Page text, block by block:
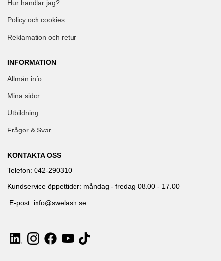
Hur handlar jag?
Policy och cookies
Reklamation och retur
INFORMATION
Allmän info
Mina sidor
Utbildning
Frågor & Svar
KONTAKTA OSS
Telefon: 042-290310
Kundservice öppettider: måndag - fredag 08.00 - 17.00
E-post: info@swelash.se